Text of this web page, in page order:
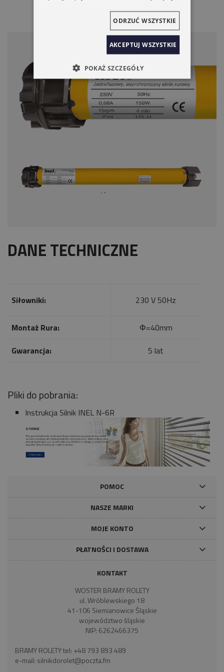
DANE TECHNICZNE
Siłowniki: 230 V 50Hz
Montaż Rura:
Φ=40mm
Gwarancja:
5 lat
Pliki do pobrania:
Instrukcja Silnik INEL N-6R
POMOC
NASZE MARKI
MOJE KONTO
PŁATNOŚCI I DOSTAWA
KONTAKT
WOSTER BRAMY ROLETY
ul. Wróblewskiego 18
41-106 Siemianowice Śląskie
województwo śląskie
NIP: 6262466375
BRAMY ROLETY tel: +48 793 893 489
e-mail: silnikdorolet@poczta.fm
AKCEPTUJ WSZYSTKIE
ODRZUĆ WSZYSTKIE
POKAŻ SZCZEGÓŁY